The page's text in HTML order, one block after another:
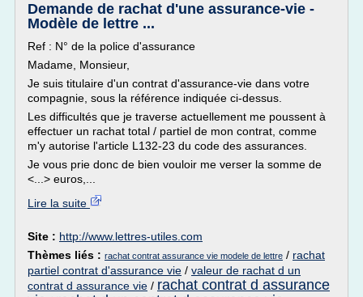
Demande de rachat d'une assurance-vie -
Modèle de lettre ...
Ref : N° de la police d'assurance
Madame, Monsieur,
Je suis titulaire d'un contrat d'assurance-vie dans votre
compagnie, sous la référence indiquée ci-dessus.
Les difficultés que je traverse actuellement me poussent à
effectuer un rachat total / partiel de mon contrat, comme
m'y autorise l'article L132-23 du code des assurances.
Je vous prie donc de bien vouloir me verser la somme de
<...> euros,...
Lire la suite
Site : http://www.lettres-utiles.com
Thèmes liés : rachat contrat assurance vie modele de lettre / rachat
partiel contrat d'assurance vie / valeur de rachat d un
contrat d assurance vie / rachat contrat d assurance